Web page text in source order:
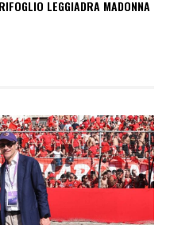
LEGGIADRA MADONNA